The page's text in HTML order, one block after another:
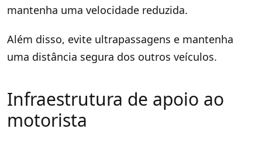
mantenha uma velocidade reduzida.
Além disso, evite ultrapassagens e mantenha
uma distância segura dos outros veículos.
Infraestrutura de apoio ao
motorista